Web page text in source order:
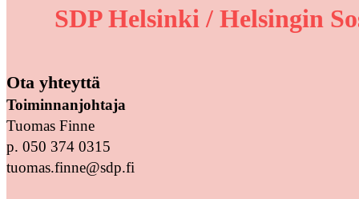
SDP Helsinki / Helsingin
Ota yhteyttä
Toiminnanjohtaja
Tuomas Finne
p. 050 374 0315
tuomas.finne@sdp.fi